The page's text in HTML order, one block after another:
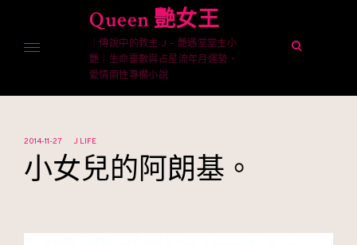
content
Queen 艷女王
｜傳說中的教主 J – 艷遇堂堂主小
艷｜生命靈數與占星流年月運勢、
愛情兩性專欄小說
open
2014-11-27 J LIFE
小女兒的阿朗基。